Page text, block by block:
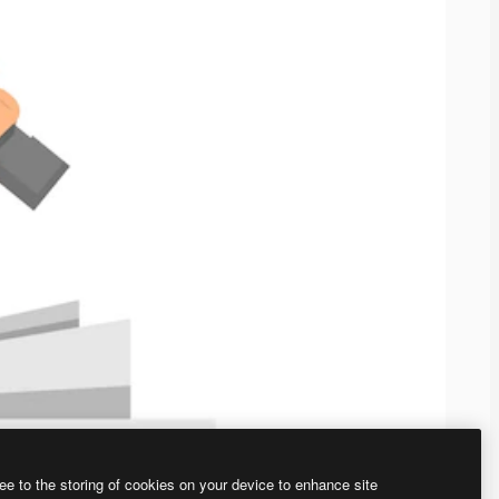
to the storing of cookies on your device to enhance site